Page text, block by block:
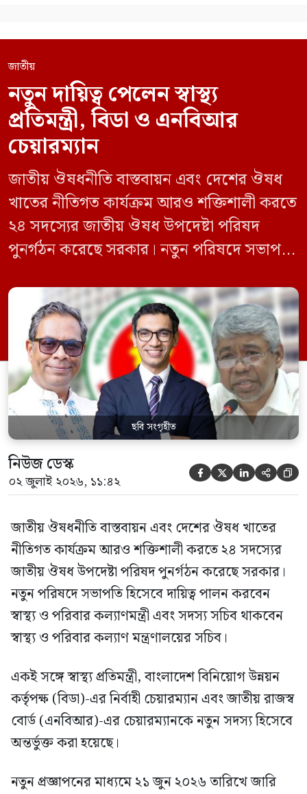
জাতীয়
নতুন দায়িত্ব পেলেন স্বাস্থ্য
প্রতিমন্ত্রী, বিডা ও এনবিআর
চেয়ারম্যান
জাতীয় ঔষধনীতি বাস্তবায়ন এবং দেশের ঔষধ
খাতের নীতিগত কার্যক্রম আরও শক্তিশালী করতে
২৪ সদস্যের জাতীয় ঔষধ উপদেষ্টা পরিষদ
পুনর্গঠন করেছে সরকার। নতুন পরিষদে সভাপতি
কল্যাণমন্ত্রী এবং সদস্য সচিব থাকবেন স্বাস্থ্য ও
পরিবার কল্যাণ মন্ত্রণালয়ের সচিব। একই সঙ্গে
স্বাস্থ্য প্রতিমন্ত্রী, বাংলাদেশ বিনিয়োগ উন্নয়ন
কর্তৃপক্ষ (বিডা)-এর নির্বাহী চেয়ারম্যান এবং
জাতীয় […]
ছবি সংগৃহীত
নিউজ ডেস্ক
০২ জুলাই ২০২৬, ১১:৪২     
জাতীয় ঔষধনীতি বাস্তবায়ন এবং দেশের ঔষধ খাতের
নীতিগত কার্যক্রম আরও শক্তিশালী করতে ২৪ সদস্যের
জাতীয় ঔষধ উপদেষ্টা পরিষদ পুনর্গঠন করেছে সরকার।
নতুন পরিষদে সভাপতি হিসেবে দায়িত্ব পালন করবেন
স্বাস্থ্য ও পরিবার কল্যাণমন্ত্রী এবং সদস্য সচিব থাকবেন
স্বাস্থ্য ও পরিবার কল্যাণ মন্ত্রণালয়ের সচিব।
একই সঙ্গে স্বাস্থ্য প্রতিমন্ত্রী, বাংলাদেশ বিনিয়োগ উন্নয়ন
কর্তৃপক্ষ (বিডা)-এর নির্বাহী চেয়ারম্যান এবং জাতীয় রাজস্ব
বোর্ড (এনবিআর)-এর চেয়ারম্যানকে নতুন সদস্য হিসেবে
অন্তর্ভুক্ত করা হয়েছে।
নতুন প্রজ্ঞাপনের মাধ্যমে ২১ জুন ২০২৬ তারিখে জারি